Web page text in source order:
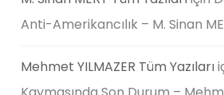
Anti-Amerikancılık – M. Sinan
Mehmet YILMAZER Tüm Yazıları